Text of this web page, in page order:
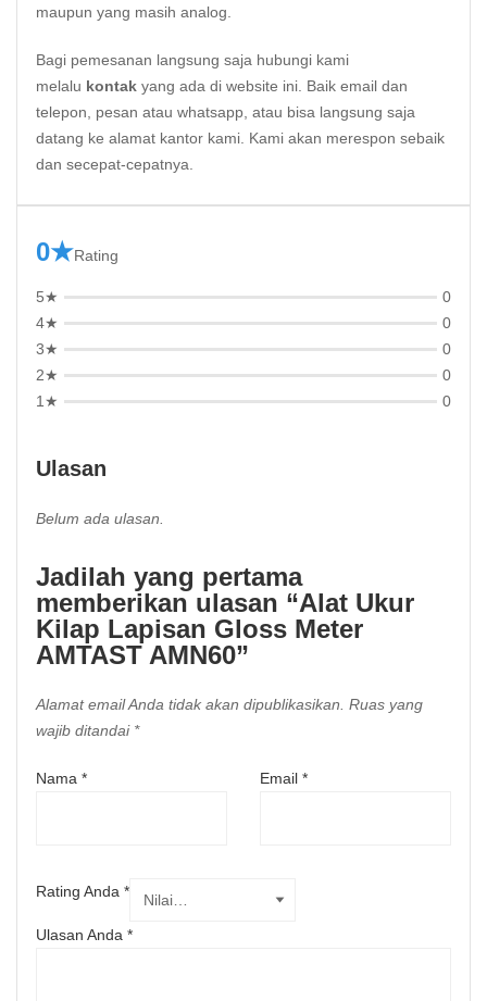
maupun yang masih analog.
Bagi pemesanan langsung saja hubungi kami
melalu kontak yang ada di website ini. Baik email dan
telepon, pesan atau whatsapp, atau bisa langsung saja
datang ke alamat kantor kami. Kami akan merespon sebaik
dan secepat-cepatnya.
0★Rating
5★
0
4★
0
3★
0
2★
0
1★
0
Ulasan
Belum ada ulasan.
Jadilah yang pertama
memberikan ulasan “Alat Ukur
Kilap Lapisan Gloss Meter
AMTAST AMN60”
Alamat email Anda tidak akan dipublikasikan. Ruas yang
wajib ditandai *
Nama * Email *
Rating Anda *
Ulasan Anda *